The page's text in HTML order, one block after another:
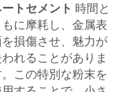
ートセメント 時間と
もに摩耗し、金属表
損傷させ、魅力が
われることがありま
この特別な粉末を